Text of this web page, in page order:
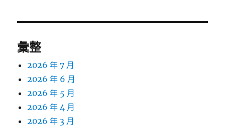
彙整
2026 年 7 月
2026 年 6 月
2026 年 5 月
2026 年 4 月
2026 年 3 月